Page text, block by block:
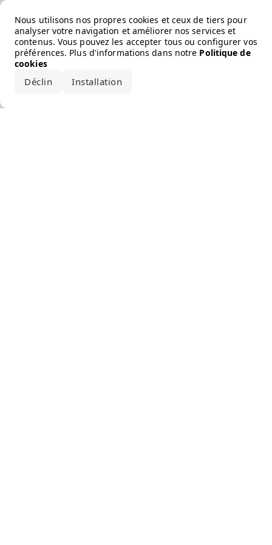
Nous utilisons nos propres cookies et ceux de tiers pour
analyser votre navigation et améliorer nos services et
contenus. Vous pouvez les accepter tous ou configurer vos
préférences. Plus d'informations dans notre Politique de
cookies
Déclin Installation
Error loading the brand